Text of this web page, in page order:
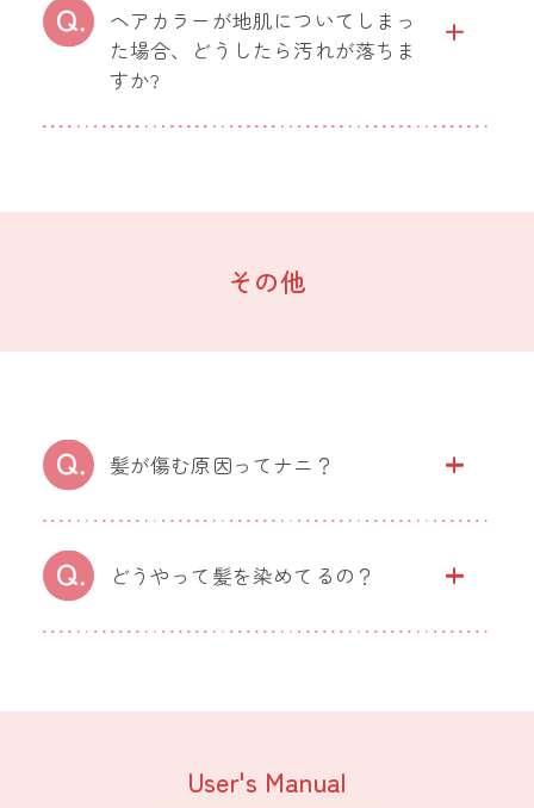
ヘアカラーが地肌についてしまっ
た場合、どうしたら汚れが落ちま
すか?
その他
髪が傷む原因ってナニ？
どうやって髪を染めてるの？
User's Manual